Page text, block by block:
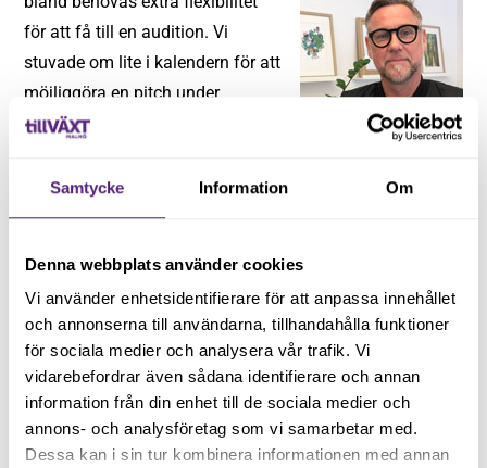
Samtycke Information Om
Denna webbplats använder cookies
Vi använder enhetsidentifierare för att anpassa innehållet
och annonserna till användarna, tillhandahålla funktioner
för sociala medier och analysera vår trafik. Vi
vidarebefordrar även sådana identifierare och annan
information från din enhet till de sociala medier och
annons- och analysföretag som vi samarbetar med.
Dessa kan i sin tur kombinera informationen med annan
för att få till en audition. Vi
stuvade om lite i kalendern för att
möjliggöra en pitch under
fredagen för Johan Billgren.
av Johan Billgren. Företaget
och sälja herrassessorer som bland annat smycken,
klockor, plånböcker, korthållare och solglasögon.
– Varumärket har funnit i 10 år, men låg tidigare under
ett annat bolag. Runt 2017 bröt jag mig ur och har sedan
dess arbetat under eget företag.
Från början av oktober är de tre personer som arbetar